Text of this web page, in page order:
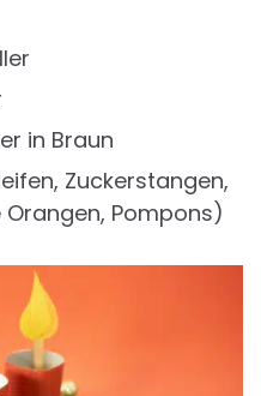
in Braun
Zuckerstangen,
Pompons)